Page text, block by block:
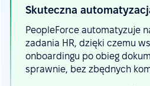
Skuteczna
PeopleForce automatyzuje
zadania HR, dzięki czemu
onboardingu po obieg
sprawnie, bez zbędnych